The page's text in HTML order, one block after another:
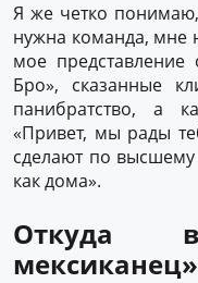
Я же четко
нужна команда, мне
мое
Бро», сказанные
панибратство, а
«Привет, мы рады
сделают по высшему
как дома».
Откуда
мексиканец»